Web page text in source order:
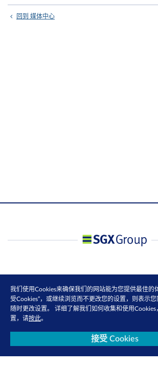
回到 媒体中心
我们使用Cookies来确保我们的网站能为您提供最佳的
受Cookies”，或继续浏览而不更改您的设置，则表示
随时更改设置。 详细了解我们如何收集和使用
置，请按此。
接受 Cookies